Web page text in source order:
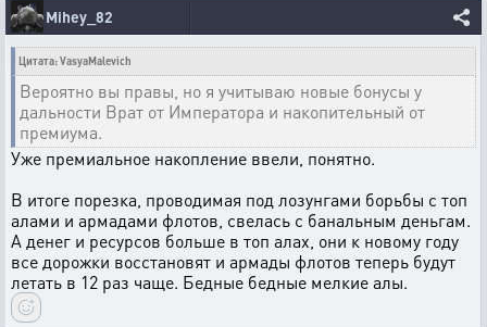
Mihey_82
Цитата: VasyaMalevich
Вероятно вы правы, но я учитываю новые бонусы у
дальности Врат от Императора и накопительный от
премиума.
Уже премиальное накопление ввели, понятно.
В итоге порезка, проводимая под лозунгами борьбы с топ
алами и армадами флотов, свелась с банальным деньгам.
А денег и ресурсов больше в топ алах, они к новому году
все дорожки восстановят и армады флотов теперь будут
летать в 12 раз чаще. Бедные бедные мелкие алы.